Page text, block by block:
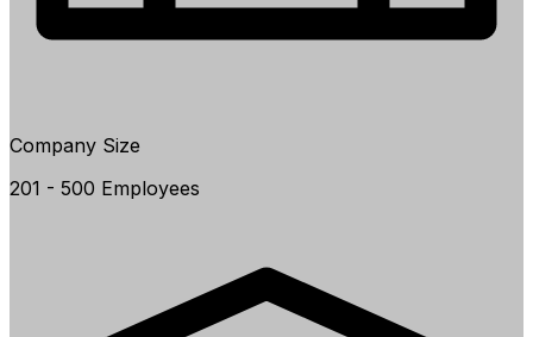
Company Size
201 - 500 Employees